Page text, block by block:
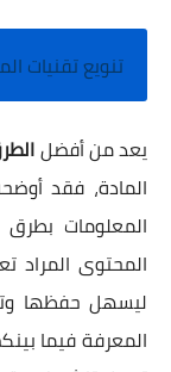
تنويع تقنيات
يعد من أفضل
المادة، فقد
المعلومات
المحتوى المراد
ليسهل حفظها
المعرفة فيما